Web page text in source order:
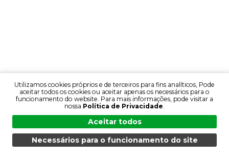
MENU PESQUISA PRODUTOS PT
Utilizamos cookies próprios e de terceiros para fins analíticos, Pode
aceitar todos os cookies ou aceitar apenas os necessários para o
funcionamento do website. Para mais informações, pode visitar a
nossa Política de Privacidade.
Aceitar todos
Necessários para o funcionamento do site